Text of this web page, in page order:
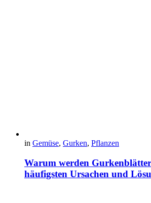
in Gemüse, Gurken, Pflanzen
Warum werden
häufigsten Ursachen und